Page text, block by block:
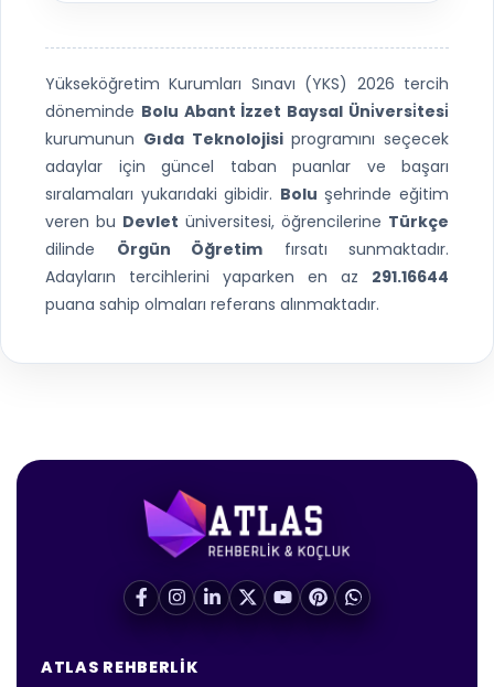
Yükseköğretim Kurumları Sınavı (YKS) 2026 tercih
döneminde Bolu Abant İzzet Baysal Üni̇versi̇tesi̇
kurumunun Gıda Teknolojisiprogramını seçecek
adaylar için güncel taban puanlar ve başarı
sıralamaları yukarıdaki gibidir. Bolu şehrinde eğitim
veren bu Devlet üniversitesi, öğrencilerine Türkçe
dilinde Örgün Öğretim fırsatı sunmaktadır.
Adayların tercihlerini yaparken en az 291.16644
puana sahip olmaları referans alınmaktadır.
ATLAS REHBERLIK